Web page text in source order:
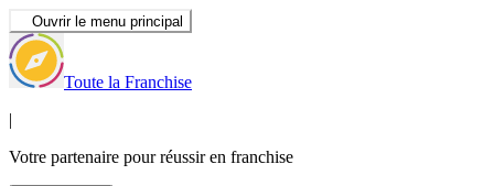
Ouvrir le menu principal
Toute la Franchise
|
Votre partenaire pour réussir en franchise